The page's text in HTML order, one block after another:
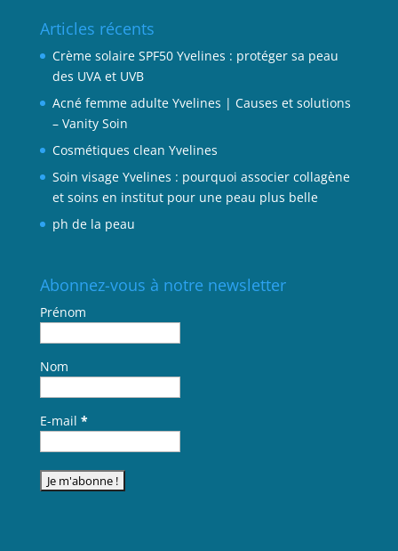
Articles récents
Crème solaire SPF50 Yvelines : protéger sa peau
des UVA et UVB
Acné femme adulte Yvelines | Causes et solutions
– Vanity Soin
Cosmétiques clean Yvelines
Soin visage Yvelines : pourquoi associer collagène
et soins en institut pour une peau plus belle
ph de la peau
Abonnez-vous à notre newsletter
Prénom
Nom
E-mail *